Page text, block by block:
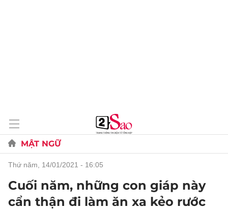
MẬT NGỮ
thứ năm, 14/01/2021 - 16:05
Cuối năm, những con giáp này
cẩn thận đi làm ăn xa kẻo rước